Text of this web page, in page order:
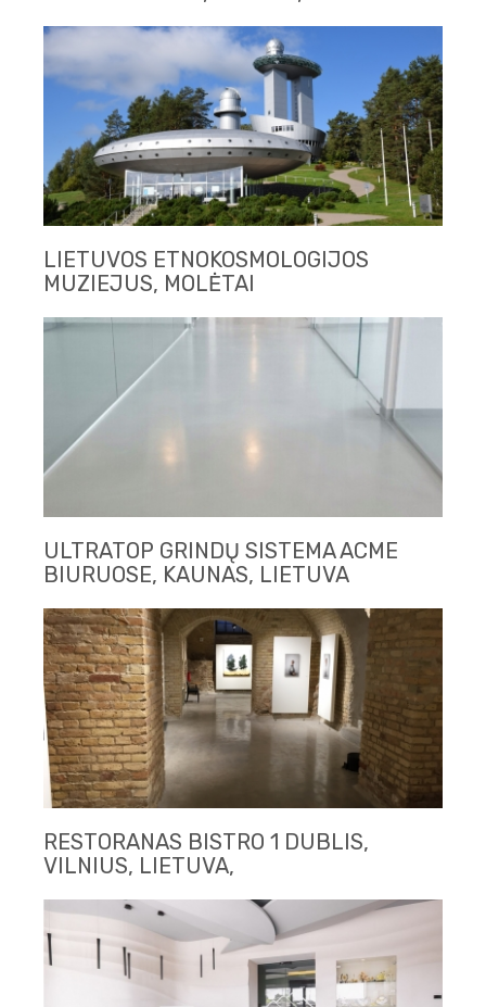
LIETUVOS ETNOKOSMOLOGIJOS
MUZIEJUS, MOLĖTAI
ULTRATOP GRINDŲ SISTEMA ACME
BIURUOSE, KAUNAS, LIETUVA
RESTORANAS BISTRO 1 DUBLIS,
VILNIUS, LIETUVA,